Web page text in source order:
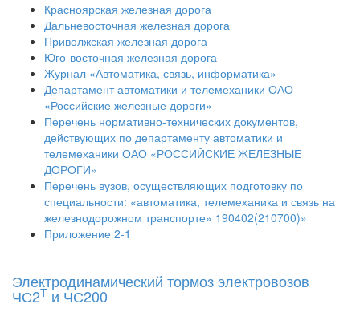
Красноярская железная дорога
Дальневосточная железная дорога
Приволжская железная дорога
Юго-восточная железная дорога
Журнал «Автоматика, связь, информатика»
Департамент автоматики и телемеханики ОАО
«Российские железные дороги»
Перечень нормативно-технических документов,
действующих по департаменту автоматики и
телемеханики ОАО «РОССИЙСКИЕ ЖЕЛЕЗНЫЕ
ДОРОГИ»
Перечень вузов, осуществляющих подготовку по
специальности: «автоматика, телемеханика и связь на
железнодорожном транспорте» 190402(210700)»
Приложение 2-1
Электродинамический тормоз электровозов
ЧС2Т и ЧС200